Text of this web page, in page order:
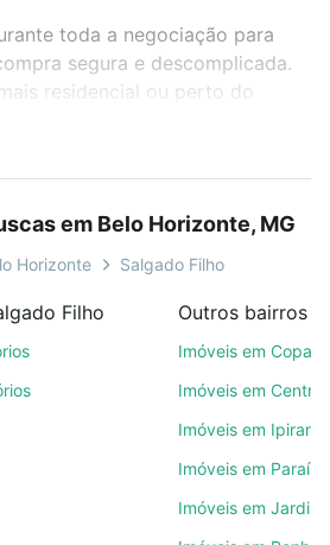
toda a negociação para
segura e descomplicada.
residencial ou perto do
com 4 quartos à venda em
MG para conquistar
sem compromisso e você
de 46 mil corretores e
favoritos. Você
filtros como quantidade de
ou sem vaga de garagem para
em Belo Horizonte, MG
Horizonte Salgado Filho
Filho
Imóveis em
Imóveis em Centro
Imóveis em
Imóveis em Paraíso
Imóveis em Jardim